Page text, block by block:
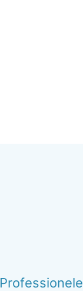
Professionele